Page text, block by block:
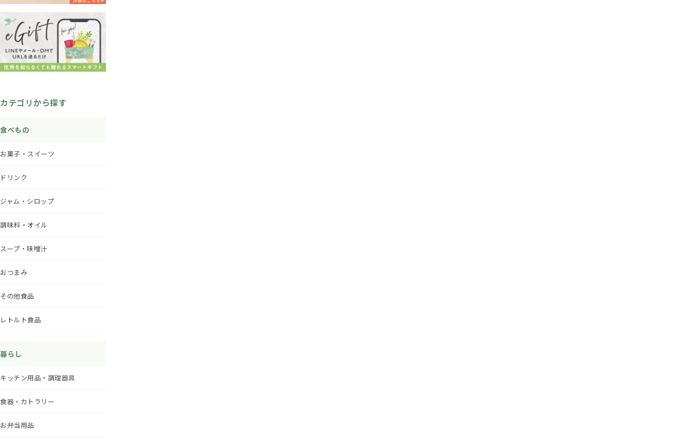
カテゴリから探す
食べもの
お菓子・スイーツ
ドリンク
ジャム・シロップ
調味料・オイル
スープ・味噌汁
おつまみ
その他食品
レトルト食品
暮らし
キッチン用品・調理器具
食器・カトラリー
お弁当用品